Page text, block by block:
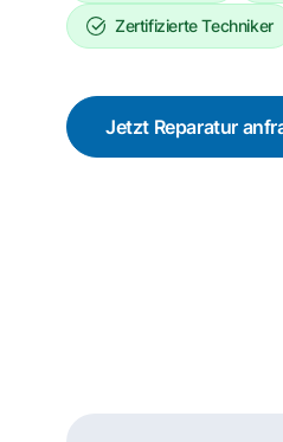
Zertifizierte Techniker
Jetzt Reparatur